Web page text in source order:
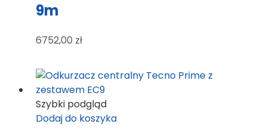
9m
6752,00 zł
Szybki podgląd
Dodaj do koszyka